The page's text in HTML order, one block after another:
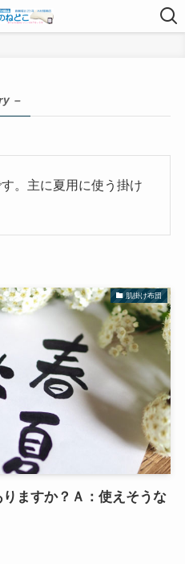
–
。主に夏用に使う掛け
肌掛け布団
ますか？Ａ：使えそうな